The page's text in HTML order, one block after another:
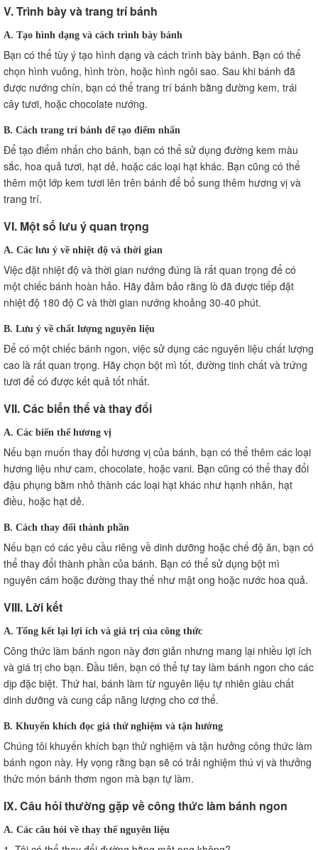
V. Trình bày và trang trí bánh
A. Tạo hình dạng và cách trình bày bánh
Bạn có thể tùy ý tạo hình dạng và cách trình bày bánh. Bạn có thể
chọn hình vuông, hình tròn, hoặc hình ngôi sao. Sau khi bánh đã
được nướng chín, bạn có thể trang trí bánh bằng đường kem, trái
cây tươi, hoặc chocolate nướng.
B. Cách trang trí bánh để tạo điểm nhấn
Để tạo điểm nhấn cho bánh, bạn có thể sử dụng đường kem màu
sắc, hoa quả tươi, hạt dẻ, hoặc các loại hạt khác. Bạn cũng có thể
thêm một lớp kem tươi lên trên bánh để bổ sung thêm hương vị và
trang trí.
VI. Một số lưu ý quan trọng
A. Các lưu ý về nhiệt độ và thời gian
Việc đặt nhiệt độ và thời gian nướng đúng là rất quan trọng để có
một chiếc bánh hoàn hảo. Hãy đảm bảo rằng lò đã được tiếp đặt
nhiệt độ 180 độ C và thời gian nướng khoảng 30-40 phút.
B. Lưu ý về chất lượng nguyên liệu
Để có một chiếc bánh ngon, việc sử dụng các nguyên liệu chất lượng
cao là rất quan trọng. Hãy chọn bột mì tốt, đường tinh chất và trứng
tươi để có được kết quả tốt nhất.
VII. Các biến thể và thay đổi
A. Các biến thể hương vị
Nếu bạn muốn thay đổi hương vị của bánh, bạn có thể thêm các loại
hương liệu như cam, chocolate, hoặc vani. Bạn cũng có thể thay đổi
đậu phụng bằm nhỏ thành các loại hạt khác như hạnh nhân, hạt
điều, hoặc hạt dẻ.
B. Cách thay đổi thành phần
Nếu bạn có các yêu cầu riêng về dinh dưỡng hoặc chế độ ăn, bạn có
thể thay đổi thành phần của bánh. Bạn có thể sử dụng bột mì
nguyên cám hoặc đường thay thế như mật ong hoặc nước hoa quả.
VIII. Lời kết
A. Tổng kết lại lợi ích và giá trị của công thức
Công thức làm bánh ngon này đơn giản nhưng mang lại nhiều lợi ích
và giá trị cho bạn. Đầu tiên, bạn có thể tự tay làm bánh ngon cho các
dịp đặc biệt. Thứ hai, bánh làm từ nguyên liệu tự nhiên giàu chất
dinh dưỡng và cung cấp năng lượng cho cơ thể.
B. Khuyến khích đọc giả thử nghiệm và tận hưởng
Chúng tôi khuyến khích bạn thử nghiệm và tận hưởng công thức làm
bánh ngon này. Hy vọng rằng bạn sẽ có trải nghiệm thú vị và thưởng
thức món bánh thơm ngon mà bạn tự làm.
IX. Câu hỏi thường gặp về công thức làm bánh ngon
A. Các câu hỏi về thay thế nguyên liệu